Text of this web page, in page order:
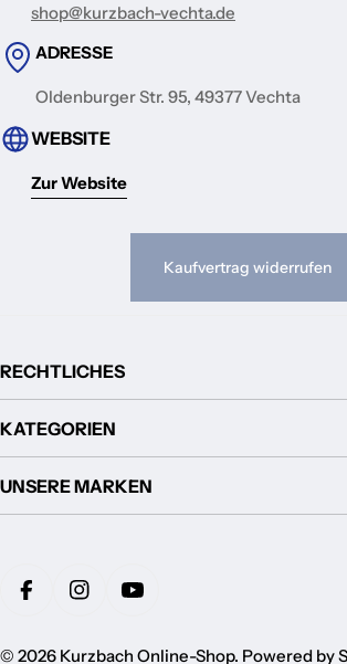
shop@kurzbach-vechta.de
ADRESSE
Oldenburger Str. 95, 49377 Vechta
WEBSITE
Zur Website
Kaufvertrag widerrufen
RECHTLICHES
KATEGORIEN
UNSERE MARKEN
Zahlungsmethoden
FacebookInstagramYouTube
© 2026 Kurzbach Online-Shop. Powered by